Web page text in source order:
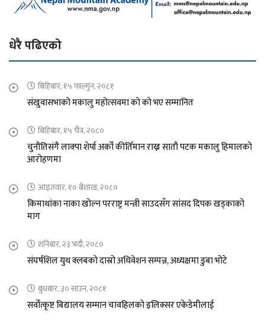
धेरै पढिएको
बिहिबार, १५ फाल्गुन, २०८१
संखुवासभाको मकालु महोत्सवमा को को भए सम्मानित
बिहिबार, १५ चैत्र, २०८०
चुनौतिसंगै लाक्पा शेर्पा अर्को कीर्तिमान राख्न सातौ पटक मकालु हिमालको
आरोहणमा
आइतवार, १० बैशाख, २०८०
किमाथांका नाका खोल्न परराष्ट्र मन्त्री साउदसँग सांसद दिपक खड्काको
माग
शनिबार, २३ भदौ, २०८०
संघर्षशिल युथ क्लबको दास्रो अधिवेशन सम्पन्न, अध्यक्षमा डुबा भोटे
बुधबार, ३० साउन, २०८१
सर्वोत्कृष्ट बिद्यालय सम्मान चावहिलको इलिक्सर एकेडेमीलाई